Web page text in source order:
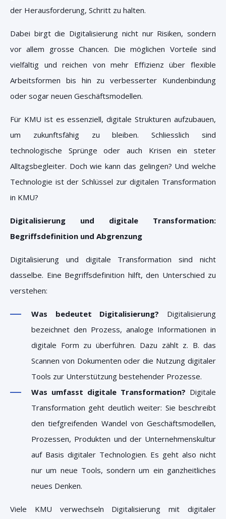
der Herausforderung, Schritt zu halten.
Dabei birgt die Digitalisierung nicht nur Risiken, sondern
vor allem grosse Chancen. Die möglichen Vorteile sind
vielfältig und reichen von mehr Effizienz über flexible
Arbeitsformen bis hin zu verbesserter Kundenbindung
oder sogar neuen Geschäftsmodellen.
Für KMU ist es essenziell, digitale Strukturen aufzubauen,
um zukunftsfähig zu bleiben. Schliesslich sind
technologische Sprünge oder auch Krisen ein steter
Alltagsbegleiter. Doch wie kann das gelingen? Und welche
Technologie ist der Schlüssel zur digitalen Transformation
in KMU?
Digitalisierung und digitale Transformation:
Begriffsdefinition und Abgrenzung
Digitalisierung und digitale Transformation sind nicht
dasselbe. Eine Begriffsdefinition hilft, den Unterschied zu
verstehen:
Was bedeutet Digitalisierung? Digitalisierung
bezeichnet den Prozess, analoge Informationen in
digitale Form zu überführen. Dazu zählt z. B. das
Scannen von Dokumenten oder die Nutzung digitaler
Tools zur Unterstützung bestehender Prozesse.
Was umfasst digitale Transformation? Digitale
Transformation geht deutlich weiter: Sie beschreibt
den tiefgreifenden Wandel von Geschäftsmodellen,
Prozessen, Produkten und der Unternehmenskultur
auf Basis digitaler Technologien. Es geht also nicht
nur um neue Tools, sondern um ein ganzheitliches
neues Denken.
Viele KMU verwechseln Digitalisierung mit digitaler